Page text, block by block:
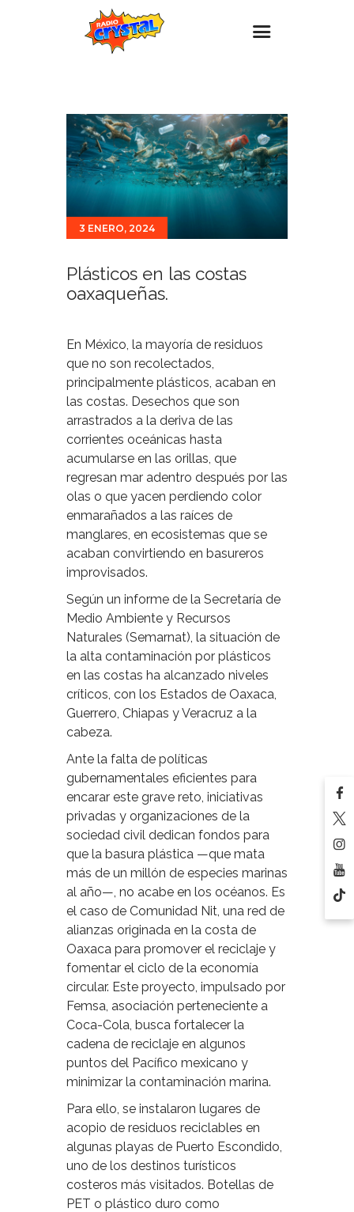
Estaciones
Eventos
Promociones
Noticias
Para ti
3 ENERO, 2024
Plásticos en las costas
oaxaqueñas.
En México, la mayoría de residuos
que no son recolectados,
principalmente plásticos, acaban en
las costas. Desechos que son
arrastrados a la deriva de las
corrientes oceánicas hasta
acumularse en las orillas, que
regresan mar adentro después por las
olas o que yacen perdiendo color
enmarañados a las raíces de
manglares, en ecosistemas que se
acaban convirtiendo en basureros
improvisados.
Según un informe de la Secretaría de
Medio Ambiente y Recursos
Naturales (Semarnat), la situación de
la alta contaminación por plásticos
en las costas ha alcanzado niveles
críticos, con los Estados de Oaxaca,
Guerrero, Chiapas y Veracruz a la
cabeza.
Ante la falta de políticas
gubernamentales eficientes para
encarar este grave reto, iniciativas
privadas y organizaciones de la
sociedad civil dedican fondos para
que la basura plástica —que mata
más de un millón de especies marinas
al año—, no acabe en los océanos. Es
el caso de Comunidad Nit, una red de
alianzas originada en la costa de
Oaxaca para promover el reciclaje y
fomentar el ciclo de la economía
circular. Este proyecto, impulsado por
Femsa, asociación perteneciente a
Coca-Cola, busca fortalecer la
cadena de reciclaje en algunos
puntos del Pacífico mexicano y
minimizar la contaminación marina.
Para ello, se instalaron lugares de
acopio de residuos reciclables en
algunas playas de Puerto Escondido,
uno de los destinos turísticos
costeros más visitados. Botellas de
PET o plástico duro como